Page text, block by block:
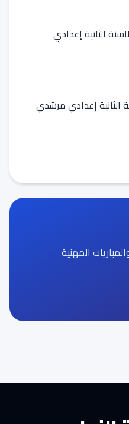
الثانية إعدادي
الثانية إعدادي مرشدي
المهنية